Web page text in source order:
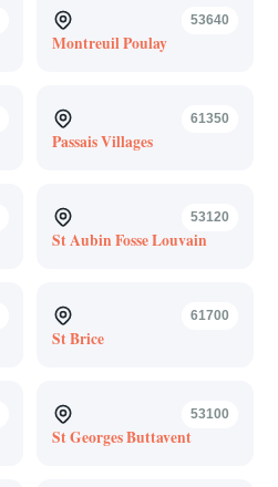
53640
Montreuil Poulay
61350
Passais Villages
53120
St Aubin Fosse Louvain
61700
St Brice
53100
St Georges Buttavent